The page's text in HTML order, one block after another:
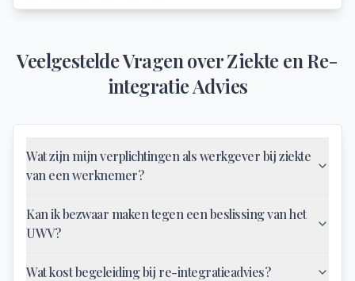
Veelgestelde Vragen overZiekte en Re-
integratie Advies
Wat zijn mijn verplichtingen als werkgever bij ziekte
van een werknemer?
Kan ik bezwaar maken tegen een beslissing van het
UWV?
Wat kost begeleiding bij re-integratieadvies?